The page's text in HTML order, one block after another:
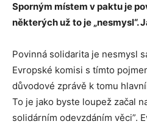
Sporným místem v paktu je
některých už to je „nesmysl“.
Povinná solidarita je nesmysl
Evropské komisi s tímto
důvodové zprávě k tomu
To je jako byste loupež začal
solidárním odevzdáním věci”.